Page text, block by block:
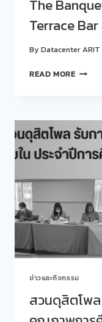
The
Terrace
ByDatacenter ARIT
READ MOREสวน
มหาวิท
สวนดุ
ร่วม
88
GREEN
DAY
BY
วัน
ที่
8
สิงหาค
2567
ข่าวและกิจกรรม
สวนดุสิตโพล